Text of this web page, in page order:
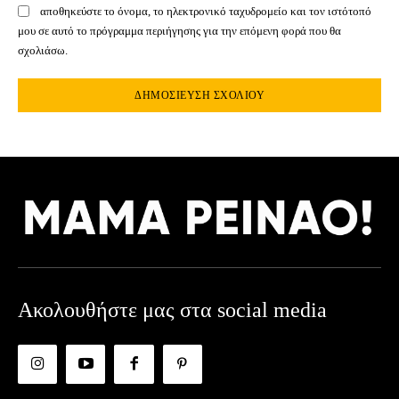
αποθηκεύστε το όνομα, το ηλεκτρονικό ταχυδρομείο και τον ιστότοπό
μου σε αυτό το πρόγραμμα περιήγησης για την επόμενη φορά που θα
σχολιάσω.
Ακολουθήστε μας στα social media